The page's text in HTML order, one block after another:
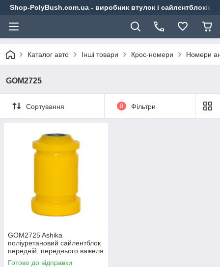
Shop-PolyBush.com.ua - виробник втулок і сайлентблоків
Каталог авто Інші товари Крос-номери Номери
GOM2725
Сортування 0 Фільтри
GOM2725 Ashika
поліуретановий сайлентблок
передній, переднього важеля
PolyBush (аналог) v19
Готово до відправки